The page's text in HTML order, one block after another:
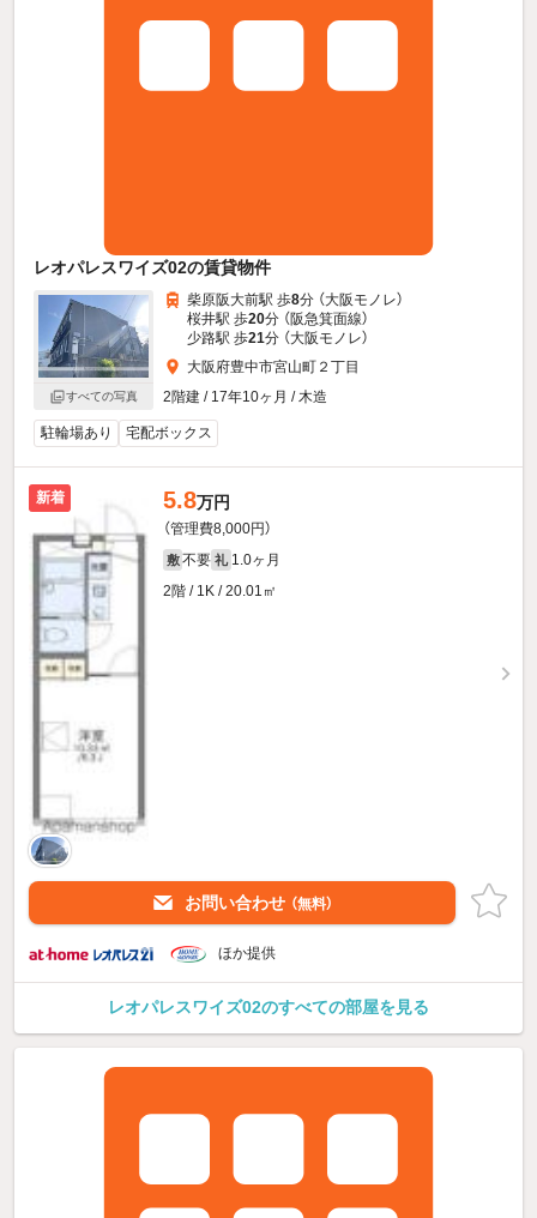
レオパレスワイズ02の賃貸物件
すべての写真
柴原阪大前駅 歩8分 （大阪モノレ）
桜井駅 歩20分 （阪急箕面線）
少路駅 歩21分 （大阪モノレ）
大阪府豊中市宮山町２丁目
2階建 / 17年10ヶ月 / 木造
駐輪場あり 宅配ボックス
新着 5.8万円
（管理費8,000円）
敷 不要 礼 1.0ヶ月
2階 / 1K / 20.01㎡
お問い合わせ （無料）
ほか提供
レオパレスワイズ02のすべての部屋を見る